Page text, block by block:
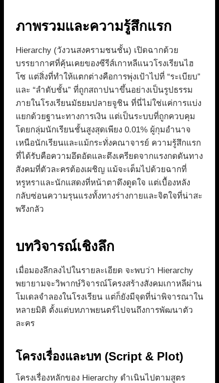
ภาพรวมและความรู้สึกแรก
Hierarchy (วังวนสงครามชนชั้น) เปิดฉากด้วย
บรรยากาศที่คุ้นเคยของซีรีส์เกาหลีแนวโรงเรียนไฮ
โซ แต่สิ่งที่ทำให้แตกต่างคือการพุ่งเป้าไปที่ “ระเบียบ”
และ “ลำดับชั้น” ที่ถูกสถาปนาขึ้นอย่างเป็นรูปธรรม
ภายในโรงเรียนมัธยมปลายจูชิน ที่นี่ไม่ใช่แค่การแบ่ง
แยกด้วยฐานะทางการเงิน แต่เป็นระบบที่ถูกควบคุม
โดยกลุ่มนักเรียนชั้นสูงสุดเพียง 0.01% ผู้กุมอำนาจ
เหนือนักเรียนและแม้กระทั่งคณาจารย์ ความรู้สึกแรก
ที่ได้รับคือความอึดอัดและตึงเครียดจากแรงกดดันทาง
สังคมที่ตัวละครต้องเผชิญ แม้จะเต็มไปด้วยฉากที่
หรูหราและนักแสดงที่หน้าตาดึงดูดใจ แต่เบื้องหลัง
กลับซ่อนความรุนแรงทั้งทางร่างกายและจิตใจที่น่าสะ
พรึงกลัว
บทวิจารณ์เชิงลึก
เมื่อมองลึกลงไปในรายละเอียด จะพบว่า Hierarchy
พยายามจะวิพากษ์วิจารณ์โครงสร้างสังคมเกาหลีผ่าน
โมเดลจำลองในโรงเรียน แต่ก็ยังมีจุดที่น่าพิจารณาใน
หลายมิติ ตั้งแต่บทภาพยนตร์ไปจนถึงการพัฒนาตัว
ละคร
โครงเรื่องและบท (Script & Plot)
โครงเรื่องหลักของ Hierarchy ดำเนินไปตามสูตร